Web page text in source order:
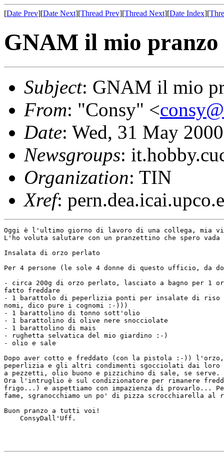
[Date Prev][Date Next][Thread Prev][Thread Next][Date Index][
GNAM il mio pranzo
Subject: GNAM il mio
From: "Consy" <
Date: Wed, 31 May
Newsgroups:
Organization: TIN
Xref:
Oggi è l'ultimo giorno di lavoro di una collega, mia
L'ho voluta salutare con un pranzettino che spero vada
Insalata di orzo perlato
Per 4 persone (le sole 4 donne di questo ufficio, da
- circa 200g di orzo perlato, lasciato a bagno per 1
fatto freddare
- 1 barattolo di peperlizia ponti per insalate di riso
nomi, dico pure i cognomi :-)))
- 1 barattolino di tonno sott'olio
- 1 barattolino di olive nere snocciolate
- 1 barattolino di mais
- rughetta selvatica del mio giardino :-)
- olio e sale
Dopo aver cotto e freddato (con la pistola :-))
peperlizia e gli altri condimenti sgocciolati dai
a pezzetti, olio buono e pizzichino di sale, se serve.
Ora l'intruglio è sul condizionatore per rimanere
frigo...) e aspettiamo con impazienza di provarlo...
fame, sgranocchiamo un po' di pizza scrocchiarella al
Buon pranzo a tutti voi!
    ConsyDall'Uff.